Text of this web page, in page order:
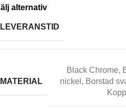
alternativ
LEVERANSTID
MATERIAL
Black Chrome,
nickel , Borstad